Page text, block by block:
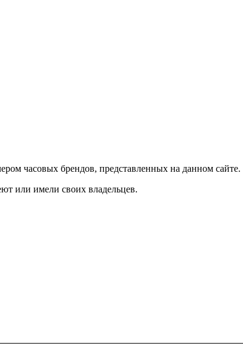
часовых брендов, представленных на данном сайте.
или имели своих владельцев.